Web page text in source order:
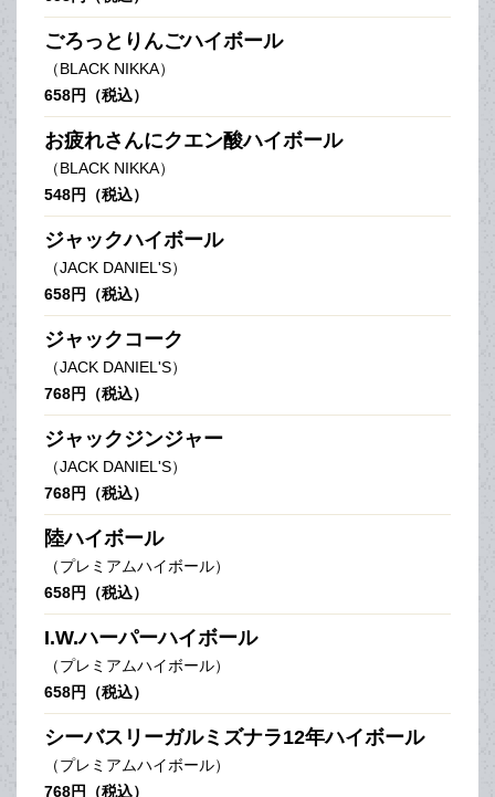
ごろっとりんごハイボール
（BLACK NIKKA）
658円（税込）
お疲れさんにクエン酸ハイボール
（BLACK NIKKA）
548円（税込）
ジャックハイボール
（JACK DANIEL'S）
658円（税込）
ジャックコーク
（JACK DANIEL'S）
768円（税込）
ジャックジンジャー
（JACK DANIEL'S）
768円（税込）
陸ハイボール
（プレミアムハイボール）
658円（税込）
I.W.ハーパーハイボール
（プレミアムハイボール）
658円（税込）
シーバスリーガルミズナラ12年ハイボール
（プレミアムハイボール）
768円（税込）